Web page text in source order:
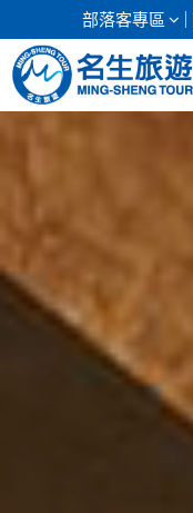
部落客專區
郵輪假期
海島假期